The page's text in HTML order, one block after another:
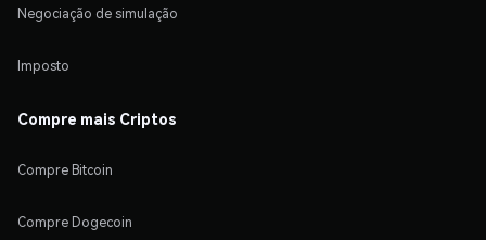
Negociação de simulação
Imposto
Compre mais Criptos
Compre Bitcoin
Compre Dogecoin